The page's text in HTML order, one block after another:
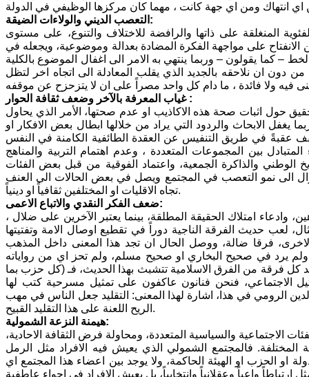
التعصب الديني والولاءات الضيقة:
المنغلقة على ذاتها والرافضة للاختلاف والتنوع، على مستوى
من الانفتاح على مواجهة الفكرة المضادة بعدالة وموضوعية، ويجعله في
يقولون – وربما ينتهي به الامر الى اغفال الموضوع بالكلية
دون ان نلاحقه بالجديد الذي يقلب المعادلة الى اتجاه اخر لتظل
غياب المعرفة بالآخر وضعف ثقافة الحوار :
حول اثبات صحة هذه الاكاذيب او عدم صحتها، الأمر الذي يحاول
الابحاث والردود التي يراد من خلالها ابطال بعض الافكار او
تقف عقبةً في طريق التنفيس عن العقدة الطائفية الكامنة في النفس
بين المجموعات المتعددة ، وعدم اهتمام التربية والمناهج
الوطني والذاكرة الجمعية، واعتماد الفوقية من قبل بعض الفئات
الى نمو التعصب في المجتمع ويصل في بعض الحالات الى العنف
تجاه الاقليات او المختلفين ثقافياً او دينياً.
ضعف الفكر النقدي والاتباع الاعمى:
امتلاك الحقيقة المطلقة، بينما يعتبر الآخرين على ضلال ،
لعب حديث الفرقة الناجية دوراً في تقطيع اوصال الامة وتفتيتها
فرقا ضالة، ووصل الحال ان تجد هذا المعنى داخل المذهب
ولم يرد في صحيح البخاري او صحيح مسلم، ولم تحز اي من رواياته
فرقة من الفرق الاسلامية تتشبث بهذا الحديث، فـ (كل حزب بما
الاجتماعي، فنحن فنانون عاكفون على تمثيل مسرحية كتب لها
الرومي في هذا، اشارة لهذا المعنى: التقليد جعل الناس في مهب
الريح اللعنة على هذا التقليد القبيح.
هيمنة النزعة الشمولية:
الاجتماعية والسياسية المتعددة، ومحاولة فرض الثقافة الاحادية،
فالمجتمع الشمولي الذي يعيش فيه الافراد مثل الرمل
او الحزب او الهيئة الحاكمة، ولا يوجد بين اعضاء هذا المجتمع اي
واعياً وعقلانياً وانتخابياً، بل يعيش الافراد في اجواء عاطفية